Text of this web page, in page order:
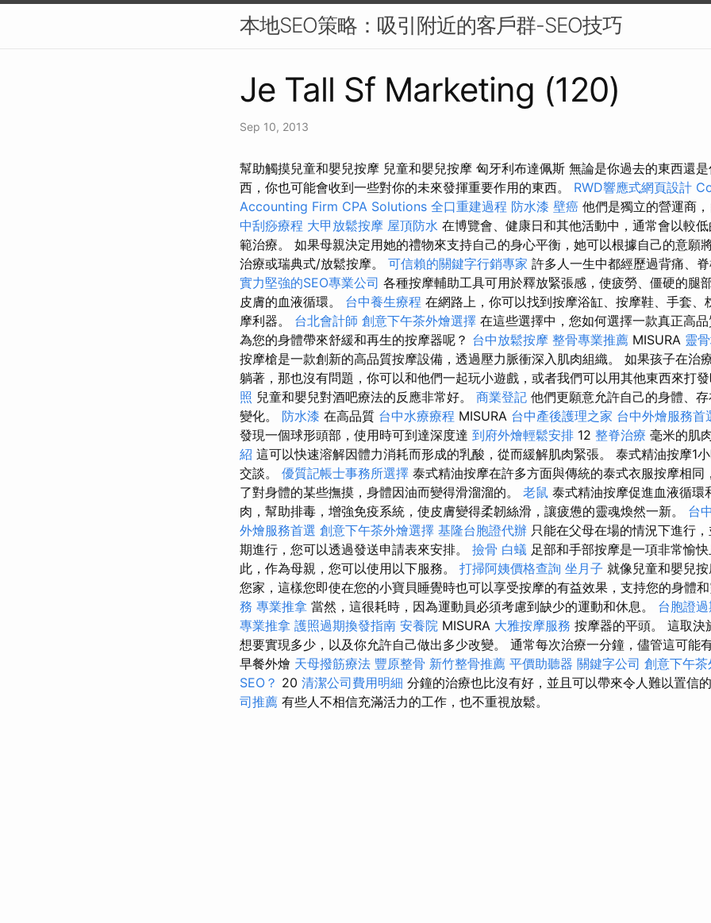
本地SEO策略：吸引附近的客戶群-SEO技巧
Je Tall Sf Marketing (120)
Sep 10, 2013
幫助觸摸兒童和嬰兒按摩 兒童和嬰兒按摩 匈牙利布達佩斯 無論是你過去的東西還
西，你也可能會收到一些對你的未來發揮重要作用的東西。 RWD響應式網頁設計
Accounting Firm CPA Solutions 全口重建過程 防水漆 壁癌 他們是獨立的營運商
中刮痧療程 大甲放鬆按摩 屋頂防水 在博覽會、健康日和其他活動中，通常會以較
範治療。 如果母親決定用她的禮物來支持自己的身心平衡，她可以根據自己的意願
治療或瑞典式/放鬆按摩。 可信賴的關鍵字行銷專家 許多人一生中都經歷過背痛、脊
實力堅強的SEO專業公司 各種按摩輔助工具可用於釋放緊張感，使疲勞、僵硬的腿
皮膚的血液循環。 台中養生療程 在網路上，你可以找到按摩浴缸、按摩鞋、手套、
摩利器。 台北會計師 創意下午茶外燴選擇 在這些選擇中，您如何選擇一款真正高
為您的身體帶來舒緩和再生的按摩器呢？ 台中放鬆按摩 整骨專業推薦 MISURA 靈
按摩槍是一款創新的高品質按摩設備，透過壓力脈衝深入肌肉組織。 如果孩子在治
躺著，那也沒有問題，你可以和他們一起玩小遊戲，或者我們可以用其他東西來打發
照 兒童和嬰兒對酒吧療法的反應非常好。 商業登記 他們更願意允許自己的身體、
變化。 防水漆 在高品質 台中水療療程 MISURA 台中產後護理之家 台中外燴服務首
發現一個球形頭部，使用時可到達深度達 到府外燴輕鬆安排 12 整脊治療 毫米的肌
紹 這可以快速溶解因體力消耗而形成的乳酸，從而緩解肌肉緊張。 泰式精油按摩1
交談。 優質記帳士事務所選擇 泰式精油按摩在許多方面與傳統的泰式衣服按摩相同
了對身體的某些撫摸，身體因油而變得滑溜溜的。 老鼠 泰式精油按摩促進血液循環
肉，幫助排毒，增強免疫系統，使皮膚變得柔韌絲滑，讓疲憊的靈魂煥然一新。 台
外燴服務首選 創意下午茶外燴選擇 基隆台胞證代辦 只能在父母在場的情況下進行
期進行，您可以透過發送申請表來安排。 撿骨 白蟻 足部和手部按摩是一項非常愉
此，作為母親，您可以使用以下服務。 打掃阿姨價格查詢 坐月子 就像兒童和嬰兒
您家，這樣您即使在您的小寶貝睡覺時也可以享受按摩的有益效果，支持您的身體和
務 專業推拿 當然，這很耗時，因為運動員必須考慮到缺少的運動和休息。 台胞證
專業推拿 護照過期換發指南 安養院 MISURA 大雅按摩服務 按摩器的平頭。 這取決
想要實現多少，以及你允許自己做出多少改變。 通常每次治療一分鐘，儘管這可能
早餐外燴 天母撥筋療法 豐原整骨 新竹整骨推薦 平價助聽器 關鍵字公司 創意下午
SEO？ 20 清潔公司費用明細 分鐘的治療也比沒有好，並且可以帶來令人難以置信
司推薦 有些人不相信充滿活力的工作，也不重視放鬆。